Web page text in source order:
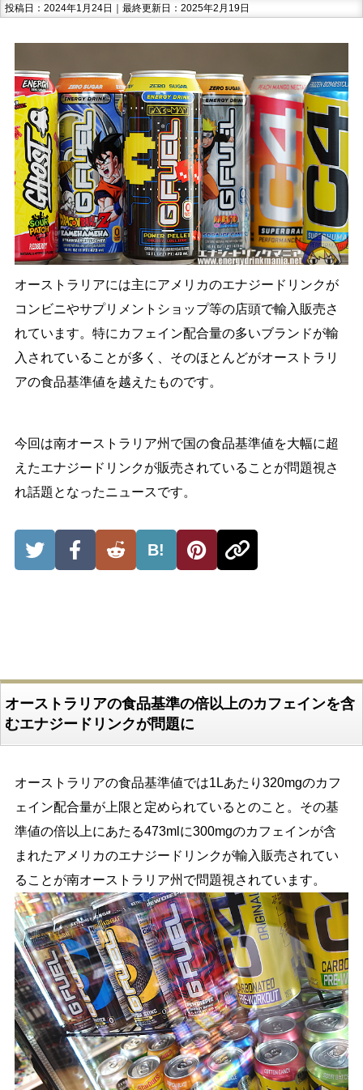
投稿日：2024年1月24日｜最終更新日：2025年2月19日
オーストラリアには主にアメリカのエナジードリンクが
コンビニやサプリメントショップ等の店頭で輸入販売さ
れています。特にカフェイン配合量の多いブランドが輸
入されていることが多く、そのほとんどがオーストラリ
アの食品基準値を越えたものです。
今回は南オーストラリア州で国の食品基準値を大幅に超
えたエナジードリンクが販売されていることが問題視さ
れ話題となったニュースです。
B!
オーストラリアの食品基準の倍以上のカフェインを含
むエナジードリンクが問題に
オーストラリアの食品基準値では1Lあたり320mgのカフ
ェイン配合量が上限と定められているとのこと。その基
準値の倍以上にあたる473mlに300mgのカフェインが含
まれたアメリカのエナジードリンクが輸入販売されてい
ることが南オーストラリア州で問題視されています。